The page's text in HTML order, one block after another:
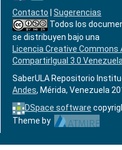
Contacto
Sugerencias
Todos los
se distribuyen bajo una
Licencia Creative
CompartirIgual 3.0 Venezuela
SaberULA Repositorio
Andes, Mérida, Venezuela
DSpace software
Theme by